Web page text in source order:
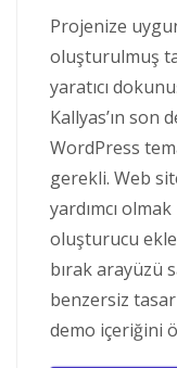
Projenize
oluşturulmuş
yaratıcı
Kallyas’ın
WordPress
gerekli. Web
yardımcı
oluşturucu
bırak arayüzü
benzersiz
demo içeriğini